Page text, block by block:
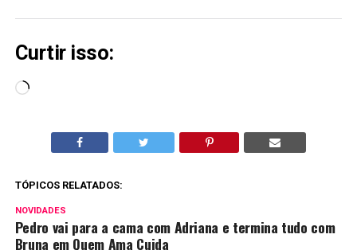
Curtir isso:
Carregando...
TÓPICOS RELATADOS:
NOVIDADES
Pedro vai para a cama com Adriana e termina tudo com
Bruna em Quem Ama Cuida